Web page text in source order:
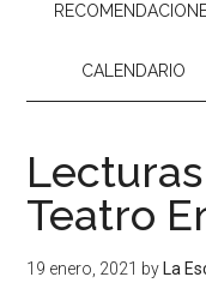
CALENDARIO
Teatro
19 enero, 2021 by La